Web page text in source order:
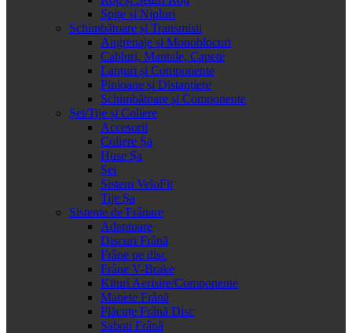
Spițe și Nipluri
Schimbătoare și Transmisii
Angrenaje și Monoblocuri
Cabluri, Mantale, Capete
Lanțuri și Componente
Pinioane și Distanțiere
Schimbătoare și Componente
Șei/Tije și Coliere
Accesorii
Coliere Șa
Huse Șa
Șei
Sistem VeloFit
Tije Șa
Sisteme de Frânare
Adaptoare
Discuri Frână
Frâne pe disc
Frâne V-Brake
Kituri Aerisire/Componente
Manete Frână
Plăcuțe Frână Disc
Saboti Frână